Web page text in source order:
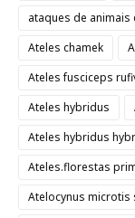
ataques de
Ateles chamek
Ateles fusciceps
Ateles hybridus
Ateles hybridus
Ateles.florestas
Atelocynus microtis